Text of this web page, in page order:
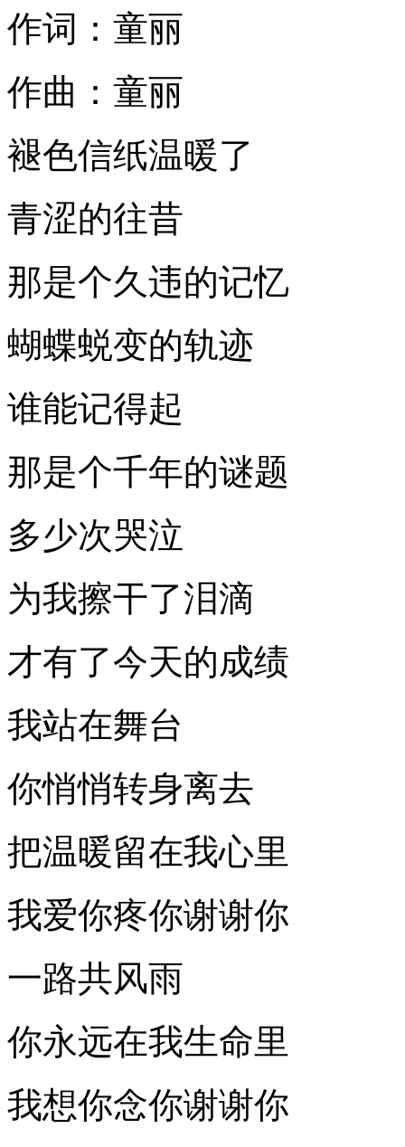
作词：童丽
作曲：童丽
褪色信纸温暖了
青涩的往昔
那是个久违的记忆
蝴蝶蜕变的轨迹
谁能记得起
那是个千年的谜题
多少次哭泣
为我擦干了泪滴
才有了今天的成绩
我站在舞台
你悄悄转身离去
把温暖留在我心里
我爱你疼你谢谢你
一路共风雨
你永远在我生命里
我想你念你谢谢你